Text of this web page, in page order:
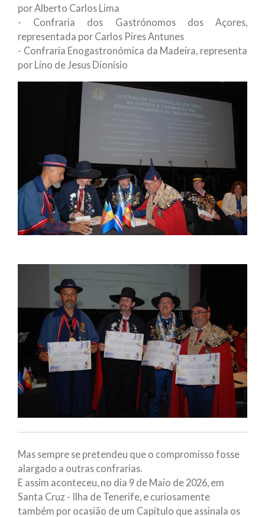
por Alberto Carlos Lima
- Confraria dos Gastrónomos dos Açores,
representada por Carlos Pires Antunes
- Confraria Enogastronómica da Madeira, representa
por Lino de Jesus Dionísio
Mas sempre se pretendeu que o compromisso fosse
alargado a outras confrarias.
E assim aconteceu, no dia 9 de Maio de 2026, em
Santa Cruz - Ilha de Tenerife, e curiosamente
também por ocasião de um Capítulo que assinala os